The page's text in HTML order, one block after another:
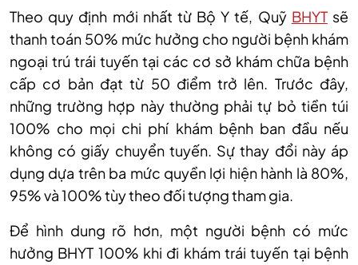
Theo quy định mới nhất từ Bộ Y tế, Quỹ BHYTsẽ
thanh toán 50% mức hưởng cho người bệnh khám
ngoại trú trái tuyến tại các cơ sở khám chữa bệnh
cấp cơ bản đạt từ 50 điểm trở lên. Trước đây,
những trường hợp này thường phải tự bỏ tiền túi
100% cho mọi chi phí khám bệnh ban đầu nếu
không có giấy chuyển tuyến. Sự thay đổi này áp
dụng dựa trên ba mức quyền lợi hiện hành là 80%,
95% và 100% tùy theo đối tượng tham gia.
Để hình dung rõ hơn, một người bệnh có mức
hưởng BHYT 100% khi đi khám trái tuyến tại bệnh